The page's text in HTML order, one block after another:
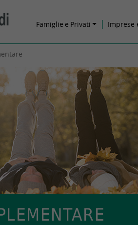
Famiglie e Privati Imprese